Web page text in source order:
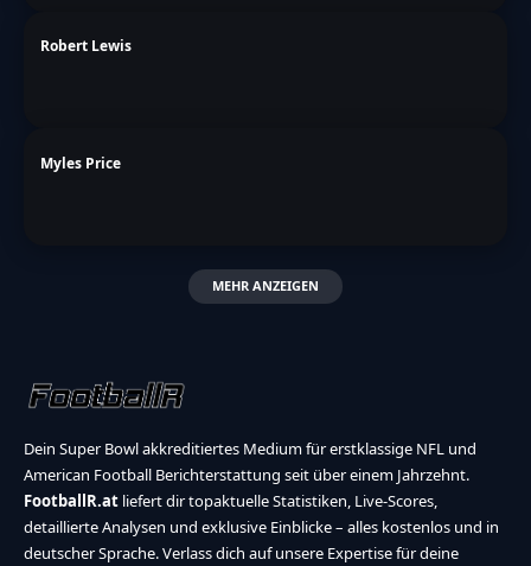
Robert Lewis
Myles Price
MEHR ANZEIGEN
Dein Super Bowl akkreditiertes Medium für erstklassige NFL und
American Football Berichterstattung seit über einem Jahrzehnt.
FootballR.at liefert dir topaktuelle Statistiken, Live-Scores,
detaillierte Analysen und exklusive Einblicke – alles kostenlos und in
deutscher Sprache. Verlass dich auf unsere Expertise für deine